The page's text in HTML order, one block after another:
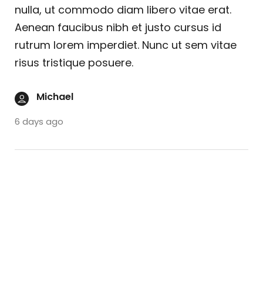
nulla, ut commodo diam libero vitae erat.
Aenean faucibus nibh et justo cursus id
rutrum lorem imperdiet. Nunc ut sem vitae
risus tristique posuere.
Michael
6 days ago